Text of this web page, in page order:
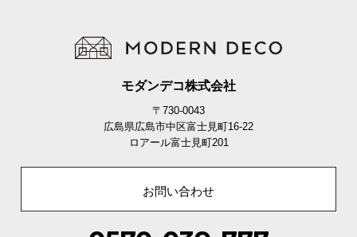
超低ホルムの安全素材
安全面にもこだわりの設計。ホルムアルデヒドの放
散を限りなく抑えました。
モダンデコ株式会社
〒730-0043
広島県広島市中区富士見町16-22
ロアール富士見町201
お問い合わせ